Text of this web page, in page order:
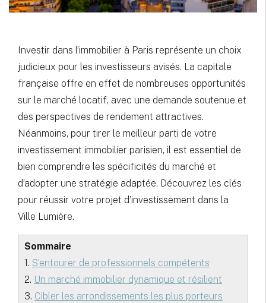
Investir dans l’immobilier à Paris représente un choix
judicieux pour les investisseurs avisés. La capitale
française offre en effet de nombreuses opportunités
sur le marché locatif, avec une demande soutenue et
des perspectives de rendement attractives.
Néanmoins, pour tirer le meilleur parti de votre
investissement immobilier parisien, il est essentiel de
bien comprendre les spécificités du marché et
d’adopter une stratégie adaptée. Découvrez les clés
pour réussir votre projet d’investissement dans la
Ville Lumière.
Sommaire
1. S’entourer de professionnels compétents
2. Un marché immobilier dynamique et résilient
3. Cibler les arrondissements les plus porteurs